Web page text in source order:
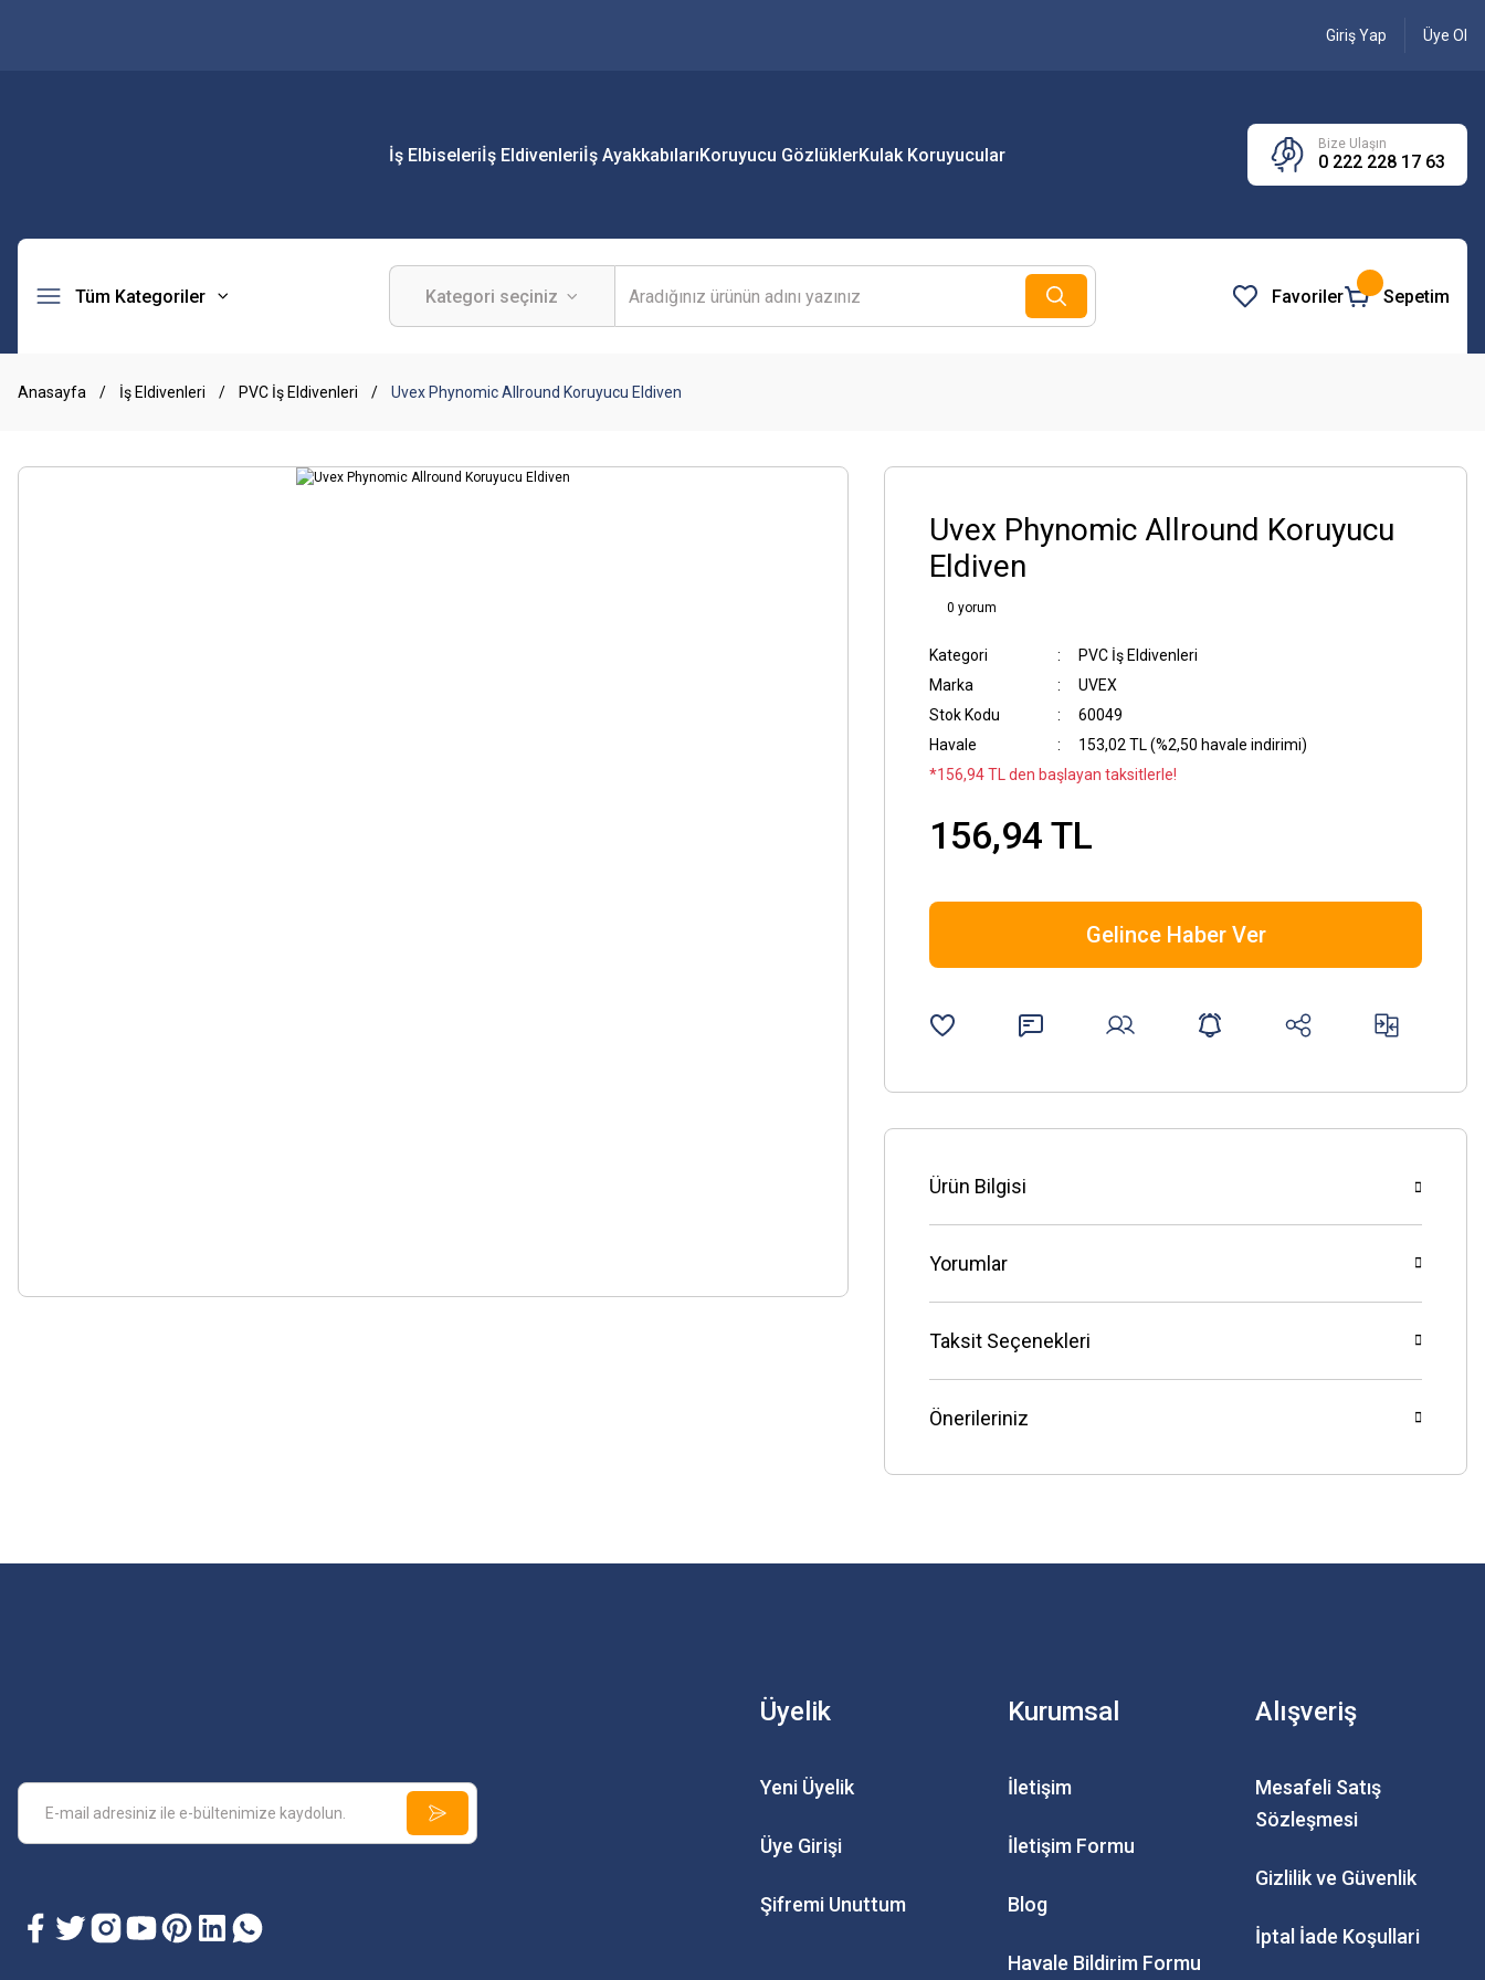
Giriş Yap Üye Ol
İş Elbiseleriİş Eldivenleriİş AyakkabılarıKoruyucu GözlüklerKulak Koruyucular
Bize Ulaşın
0 222 228 17 63
Tüm Kategoriler Favoriler Sepetim
Anasayfa İş Eldivenleri PVC İş Eldivenleri Uvex Phynomic Allround Koruyucu Eldiven
Uvex Phynomic Allround Koruyucu
Eldiven
0 yorum
Kategori
PVC İş Eldivenleri
Marka
UVEX
Stok Kodu
60049
Havale
153,02 TL (%2,50 havale indirimi)
*156,94 TL den başlayan taksitlerle!
156,94 TL
Gelince Haber Ver
Ürün Bilgisi
Yorumlar
Taksit Seçenekleri
Önerileriniz
Üyelik
Yeni Üyelik
Üye Girişi
Şifremi Unuttum
Kurumsal
İletişim
İletişim Formu
Blog
Havale Bildirim Formu
Alışveriş
Mesafeli Satış
Sözleşmesi
Gizlilik ve Güvenlik
İptal İade Koşullari